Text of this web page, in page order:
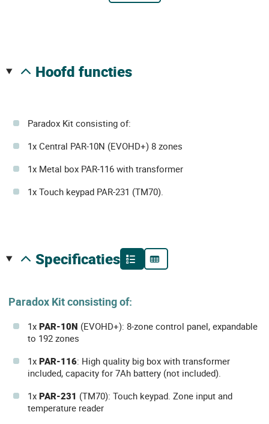
hoofd functies
Paradox Kit consisting of:
1x Central PAR-10N (EVOHD+) 8 zones
1x Metal box PAR-116 with transformer
1x Touch keypad PAR-231 (TM70).
specificaties
Paradox Kit consisting of:
1x PAR-10N (EVOHD+): 8-zone control panel, expandable
to 192 zones
1x PAR-116: High quality big box with transformer
included, capacity for 7Ah battery (not included).
1x PAR-231 (TM70): Touch keypad. Zone input and
temperature reader